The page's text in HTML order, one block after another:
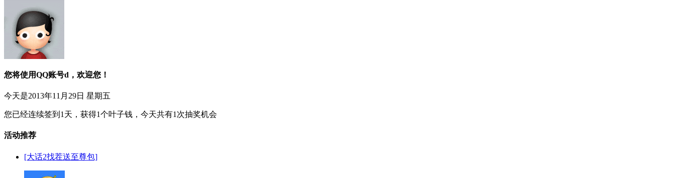
您将使用QQ账号d ，欢迎您！
今天是2013年11月29日 星期五
您已经连续签到 1 天，获得1个叶子钱，今天共有1 次抽奖机会
活动推荐
[大话2找茬送至尊包]